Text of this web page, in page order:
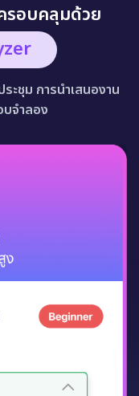
อบคลุมด้วย
ชุม การนำเสนองาน
จำลอง